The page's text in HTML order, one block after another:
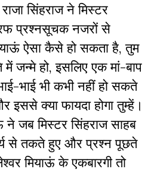
सिंहराज ने मिस्टर
प्रश्नसूचक नजरों से
ऐसा कैसे हो सकता है, तुम
जन्मे हो, इसलिए एक मां-बाप
भाई भी कभी नहीं हो सकते
इससे क्या फायदा होगा तुम्हें।
जब मिस्टर सिंहराज साहब
से तकते हुए और प्रश्न पूछते
मियाऊं के एकबारगी तो